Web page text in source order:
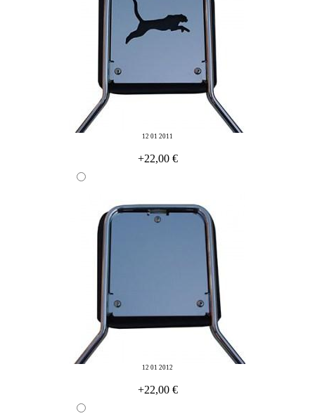
12 01 2011
+22,00 €
12 01 2012
+22,00 €